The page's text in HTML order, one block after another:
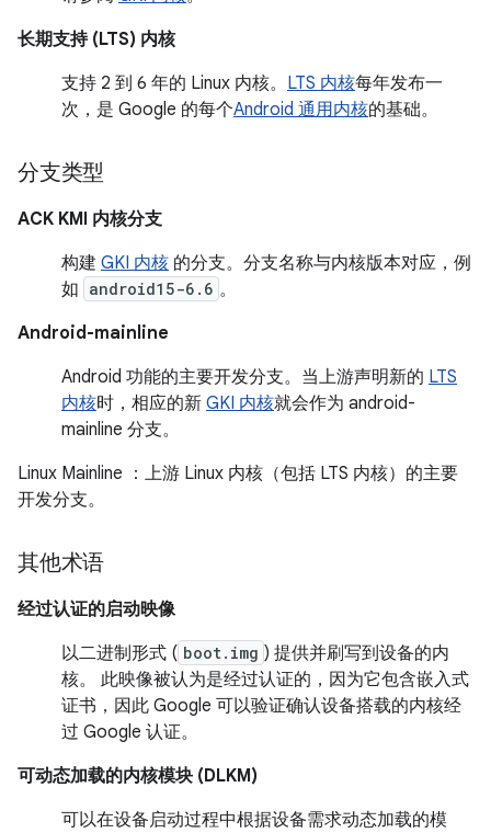
长期支持 (LTS) 内核
支持 2 到 6 年的 Linux 内核。 LTS 内核每年发布一
次，是 Google 的每个Android 通用内核的基础。
分支类型
ACK KMI 内核分支
构建 GKI 内核 的分支。分支名称与内核版本对应，例
如 android15-6.6 。
Android-mainline
Android 功能的主要开发分支。当上游声明新的 LTS
内核时，相应的新 GKI 内核就会作为 android-
mainline 分支。
Linux Mainline ：上游 Linux 内核（包括 LTS 内核）的主要
开发分支。
其他术语
经过认证的启动映像
以二进制形式 ( boot.img ) 提供并刷写到设备的内
核。 此映像被认为是经过认证的，因为它包含嵌入式
证书，因此 Google 可以验证确认设备搭载的内核经
过 Google 认证。
可动态加载的内核模块 (DLKM)
可以在设备启动过程中根据设备需求动态加载的模